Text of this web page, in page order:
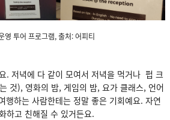
영 투어 프로그램, 출처: 어피티
. 저녁에 다 같이 모여서 저녁을 먹거나 펍 크
것), 영화의 밤, 게임의 밤, 요가 클래스, 언어
행하는 사람한테는 정말 좋은 기회예요. 자연
하고 친해질 수 있거든요.